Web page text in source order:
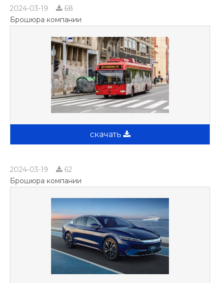
2024-03-19
68
Брошюра компании
скачать
2024-03-19
62
Брошюра компании